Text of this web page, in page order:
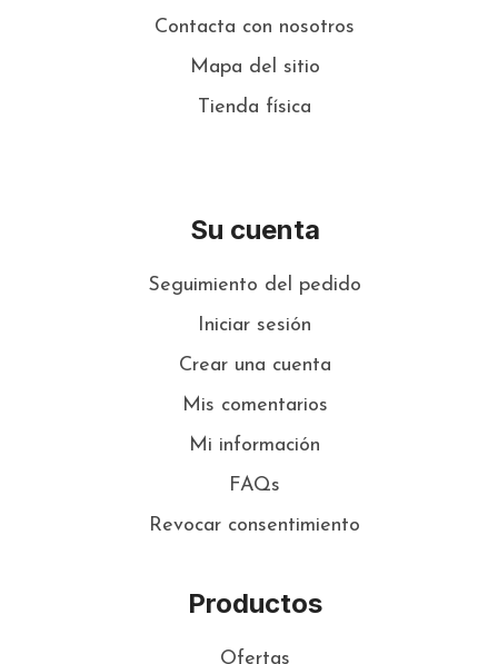
Contacta con nosotros
Mapa del sitio
Tienda física
Su cuenta
Seguimiento del pedido
Iniciar sesión
Crear una cuenta
Mis comentarios
Mi información
FAQs
Revocar consentimiento
Productos
Ofertas